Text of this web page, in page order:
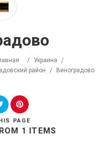
/ Украина
/
район / Виноградово
PAGE
1 ITEMS